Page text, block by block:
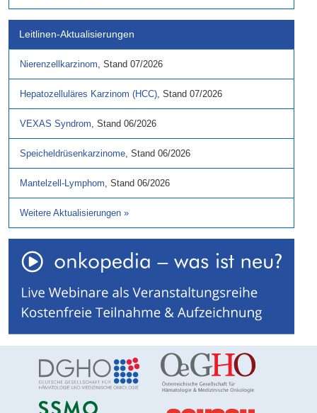
Leitlinen-Aktualisierungen
Nierenzellkarzinom, Stand 07/2026
Hepatozelluläres Karzinom (HCC), Stand 07/2026
VEXAS Syndrom, Stand 06/2026
Speicheldrüsenkarzinome, Stand 06/2026
Mantelzell-Lymphom, Stand 06/2026
Weitere Aktualisierungen »